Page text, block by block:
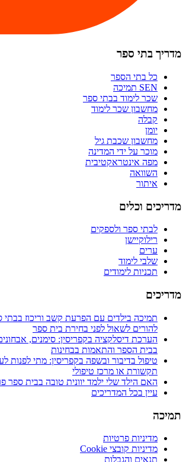
מדריך בתי ספר
כל בתי הספר
SEN תמיכה
שכר לימוד בבתי ספר
מחשבון שכר לימוד
קבלה
יומן
מחשבון שכבת גיל
מוכר על ידי המדינה
מפה אינטראקטיבית
השוואה
איתור
מדריכים וכלים
לבתי ספר ולספקים
רילוקיישן
ערים
שלבי לימוד
תכניות לימודים
מדריכים
תמיכה בילדים עם הפרעת קשב וריכוז בבתי
להורים לשאול לפני בחירת בית ספר
הערכת דיסלקציה בקפריסין: סימנים,
בבית הספר והתאמות בבחינות
טיפול בדיבור ובשפה בקפריסין: מתי לפנות
תקשורת או מרכז טיפולי
האם הילד שלי ילמד יוונית טובה בבית ספר
עיין בכל המדריכים
תמיכה
מדיניות פרטיות
מדיניות קובצי Cookie
תנאים והגבלות